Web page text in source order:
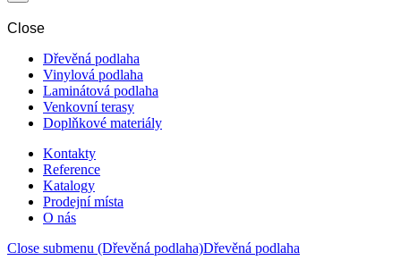
Close
Dřevěná podlaha
Vinylová podlaha
Laminátová podlaha
Venkovní terasy
Doplňkové materiály
Kontakty
Reference
Katalogy
Prodejní místa
O nás
Close submenu (Dřevěná podlaha)Dřevěná podlaha